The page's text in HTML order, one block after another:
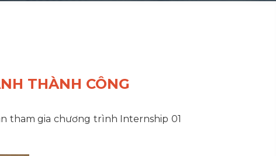
THÀNH CÔNG
tham gia chương trình Internship 01